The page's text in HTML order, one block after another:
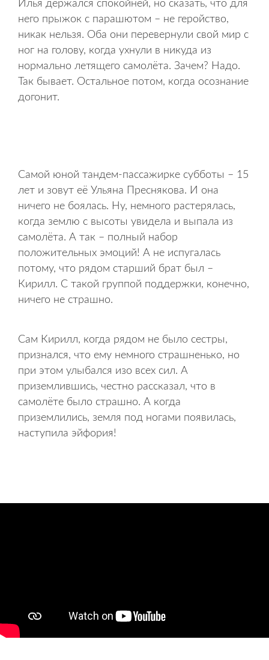
Илья держался спокойней, но сказать, что для
него прыжок с парашютом – не геройство,
никак нельзя. Оба они перевернули свой мир с
ног на голову, когда ухнули в никуда из
нормально летящего самолёта. Зачем? Надо.
Так бывает. Остальное потом, когда осознание
догонит.
Самой юной тандем-пассажирке субботы – 15
лет и зовут её Ульяна Преснякова. И она
ничего не боялась. Ну, немного растерялась,
когда землю с высоты увидела и выпала из
самолёта. А так – полный набор
положительных эмоций! А не испугалась
потому, что рядом старший брат был –
Кирилл. С такой группой поддержки, конечно,
ничего не страшно.
Сам Кирилл, когда рядом не было сестры,
признался, что ему немного страшненько, но
при этом улыбался изо всех сил. А
приземлившись, честно рассказал, что в
самолёте было страшно. А когда
приземлились, земля под ногами появилась,
наступила эйфория!